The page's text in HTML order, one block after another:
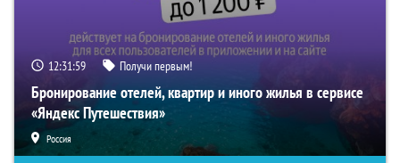
12:31:58 Получи первым!
Бронирование отелей, квартир и иного жилья в сервисе
«Яндекс Путешествия»
Россия